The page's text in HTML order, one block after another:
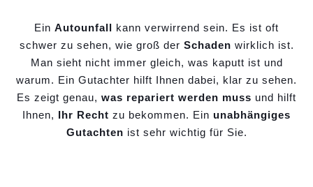
Ein Autounfall kann verwirrend sein. Es ist oft
schwer zu sehen, wie groß der Schaden wirklich ist.
Man sieht nicht immer gleich, was kaputt ist und
warum. Ein Gutachter hilft Ihnen dabei, klar zu sehen.
Es zeigt genau, was repariert werden muss und hilft
Ihnen, Ihr Recht zu bekommen. Ein unabhängiges
Gutachten ist sehr wichtig für Sie.